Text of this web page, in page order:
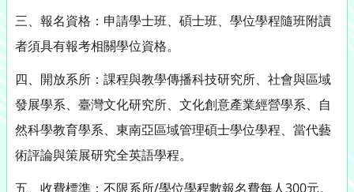
三、報名資格：申請學士班、碩士班、學位學程隨班附讀
者須具有報考相關學位資格。
四、開放系所：課程與教學傳播科技研究所、社會與區域
發展學系、臺灣文化研究所、文化創意產業經營學系、自
然科學教育學系、東南亞區域管理碩士學位學程、當代藝
術評論與策展研究全英語學程。
五、收費標準：不限系所/學位學程數報名費每人300元。